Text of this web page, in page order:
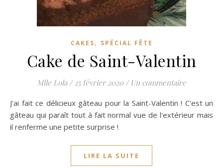
CAKES, SPÉCIAL FÊTE
Cake de Saint-Valentin
Mlle Lola / 25 février 2020 / Un commentaire
J'ai fait ce délicieux gâteau pour la Saint-Valentin ! C'est un
gâteau qui paraît tout à fait normal vue de l'extérieur mais
il renferme une petite surprise !
LIRE LA SUITE